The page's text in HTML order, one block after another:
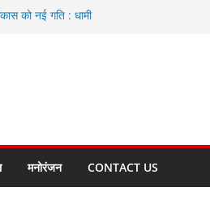
को नई गति : धामी
मनोरंजन CONTACT US